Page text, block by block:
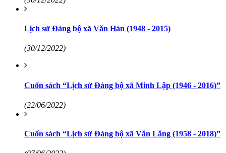
Lịch sử Đảng bộ xã Văn Hán (1948 - 2015)
(30/12/2022)
Cuốn sách “Lịch sử Đảng bộ xã Minh Lập (1946 - 2016)”
(22/06/2022)
Cuốn sách “Lịch sử Đảng bộ xã Văn Lăng (1958 - 2018)”